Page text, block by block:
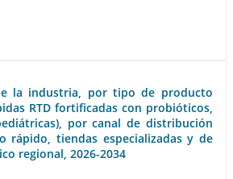
la industria, por tipo de producto
RTD fortificadas con probióticos,
por canal de distribución
rápido, tiendas especializadas y de
regional, 2026-2034